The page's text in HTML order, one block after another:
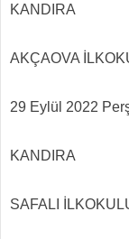
KANDIRA
AKÇAOVA
29 Eylül 2022
KANDIRA
SAFALI